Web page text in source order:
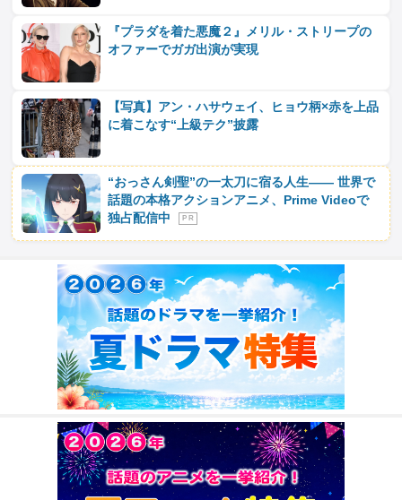
『プラダを着た悪魔２』メリル・ストリープの
オファーでガガ出演が実現
【写真】アン・ハサウェイ、ヒョウ柄×赤を上品
に着こなす“上級テク”披露
“おっさん剣聖”の一太刀に宿る人生―― 世界で
話題の本格アクションアニメ、Prime Videoで
独占配信中
P R